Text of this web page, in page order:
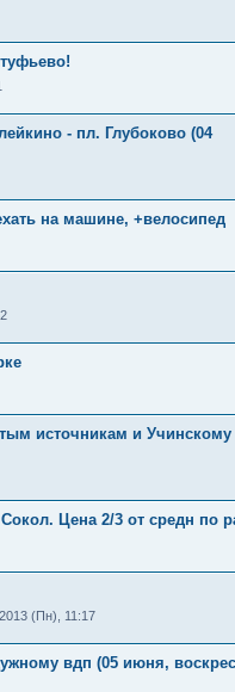
- пл. Глубоково (04
на машине, +велосипед
источникам и Учинскому
Цена 2/3 от средн по
(Пн), 11:17
вдп (05 июня,